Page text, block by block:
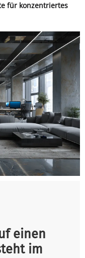
für konzentriertes
einen
im